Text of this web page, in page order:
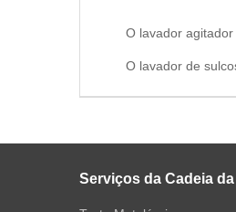
O lavador
O lavador de
Serviços da Cadeia